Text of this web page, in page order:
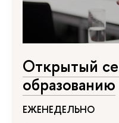
Открытый
образованию
ЕЖЕНЕДЕЛЬНО